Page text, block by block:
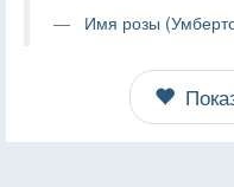
Имя розы